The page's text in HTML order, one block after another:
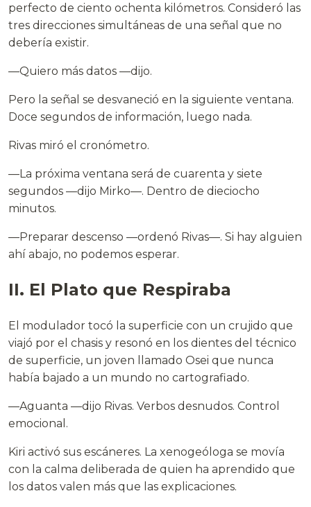
perfecto de ciento ochenta kilómetros. Consideró las
tres direcciones simultáneas de una señal que no
debería existir.
—Quiero más datos —dijo.
Pero la señal se desvaneció en la siguiente ventana.
Doce segundos de información, luego nada.
Rivas miró el cronómetro.
—La próxima ventana será de cuarenta y siete
segundos —dijo Mirko—. Dentro de dieciocho
minutos.
—Preparar descenso —ordenó Rivas—. Si hay alguien
ahí abajo, no podemos esperar.
II. El Plato que Respiraba
El modulador tocó la superficie con un crujido que
viajó por el chasis y resonó en los dientes del técnico
de superficie, un joven llamado Osei que nunca
había bajado a un mundo no cartografiado.
—Aguanta —dijo Rivas. Verbos desnudos. Control
emocional.
Kiri activó sus escáneres. La xenogeóloga se movía
con la calma deliberada de quien ha aprendido que
los datos valen más que las explicaciones.